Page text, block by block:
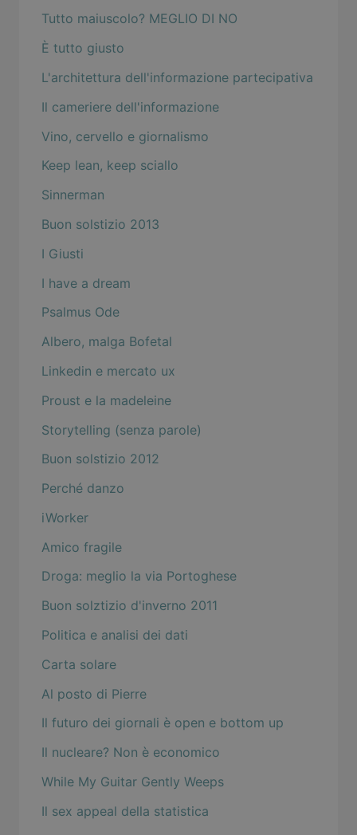
Tutto maiuscolo? MEGLIO DI NO
È tutto giusto
L'architettura dell'informazione partecipativa
Il cameriere dell'informazione
Vino, cervello e giornalismo
Keep lean, keep sciallo
Sinnerman
Buon solstizio 2013
I Giusti
I have a dream
Psalmus Ode
Albero, malga Bofetal
Linkedin e mercato ux
Proust e la madeleine
Storytelling (senza parole)
Buon solstizio 2012
Perché danzo
iWorker
Amico fragile
Droga: meglio la via Portoghese
Buon solztizio d'inverno 2011
Politica e analisi dei dati
Carta solare
Al posto di Pierre
Il futuro dei giornali è open e bottom up
Il nucleare? Non è economico
While My Guitar Gently Weeps
Il sex appeal della statistica